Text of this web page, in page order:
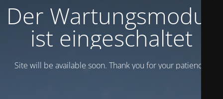
Der Wartungsmodus
ist eingeschaltet
Site will be available soon. Thank you for your patience!